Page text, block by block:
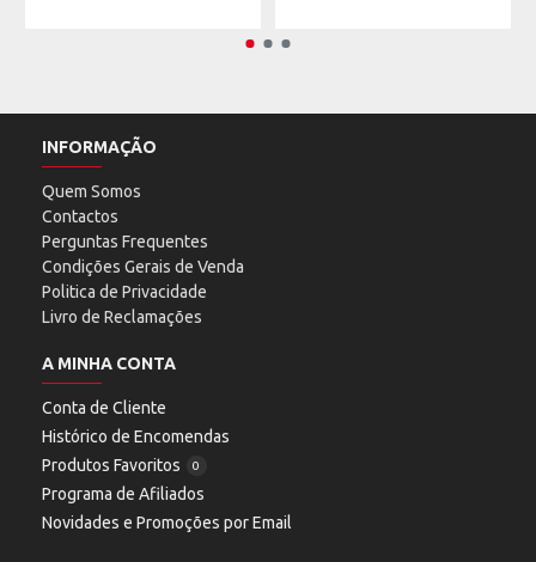
INFORMAÇÃO
Quem Somos
Contactos
Perguntas Frequentes
Condições Gerais de Venda
Politica de Privacidade
Livro de Reclamações
A MINHA CONTA
Conta de Cliente
Histórico de Encomendas
Produtos Favoritos
0
Programa de Afiliados
Novidades e Promoções por Email